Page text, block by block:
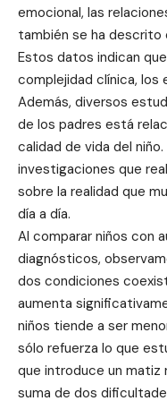
emocional, las
también se ha descrito
Estos datos indican
complejidad clínica,
Además, diversos
de los padres está
calidad de vida del
investigaciones que
sobre la realidad que
día a día.
Al comparar niños con
diagnósticos,
dos condiciones
aumenta
niños tiende a ser
sólo refuerza lo que
que introduce un matiz
suma de dos